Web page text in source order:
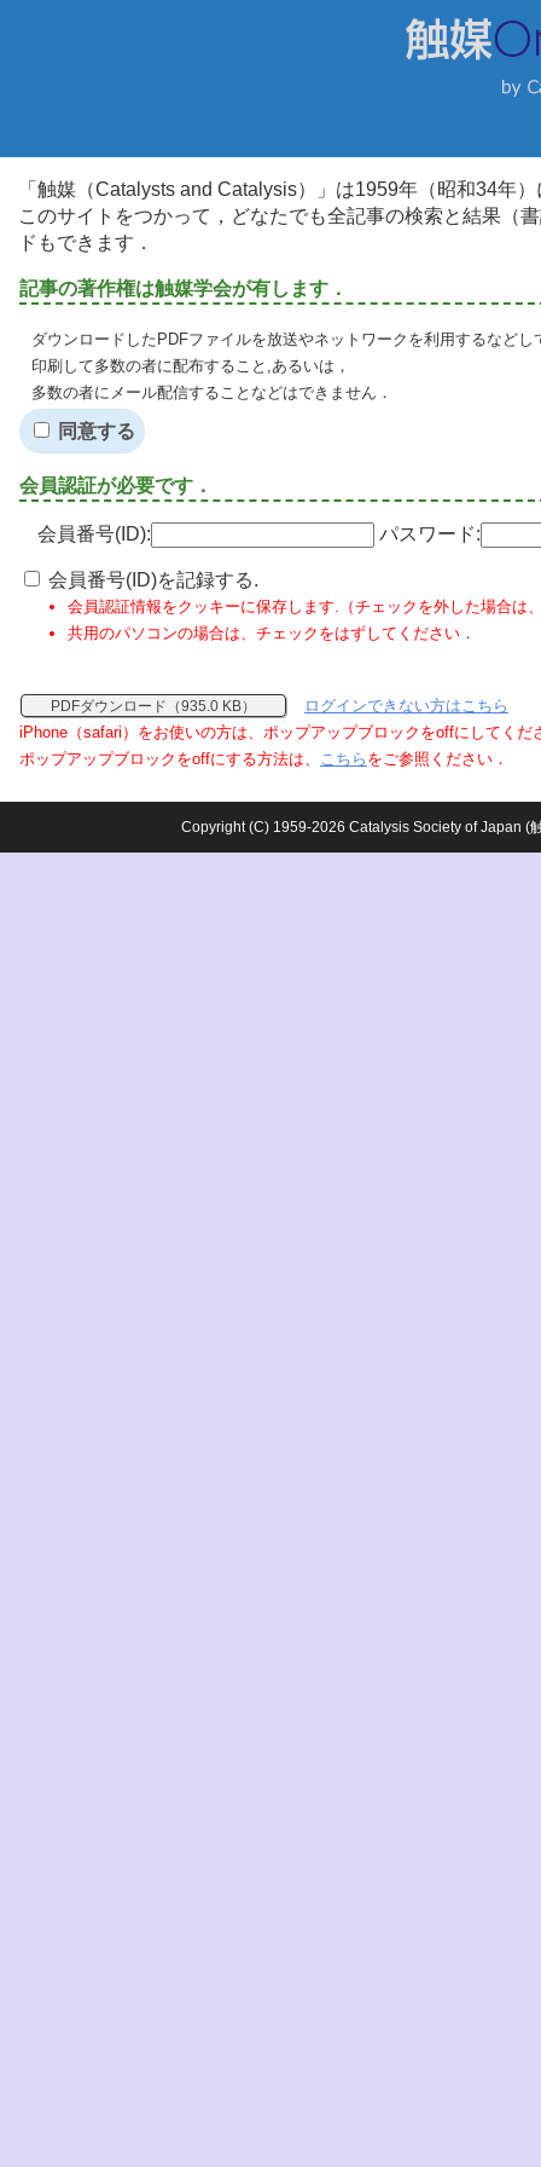
「触媒（Catalysts and Catalysis）」は1959年（昭和34年
このサイトをつかって，どなたでも全記事の検索と結果（
ドもできます．
記事の著作権は触媒学会が有します．
ダウンロードしたPDFファイルを放送やネットワークを利用するなど
印刷して多数の者に配布すること,あるいは，
多数の者にメール配信することなどはできません．
同意する
会員認証が必要です．
会員番号(ID): パスワード:
会員番号(ID)を記録する.
会員認証情報をクッキーに保存します.（チェックを外した場合は
共用のパソコンの場合は、チェックをはずしてください．
PDFダウンロード（935.0 KB）
ログインできない方はこちら
iPhone（safari）をお使いの方は、ポップアップブロックをoffにしてくだ
ポップアップブロックをoffにする方法は、 こちら をご参照ください．
Copyright (C) 1959-2026 Catalysis Society of Japan (